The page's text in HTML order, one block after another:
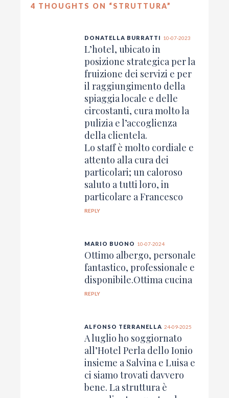
4 THOUGHTS ON “STRUTTURA”
DONATELLA BURRATTI 10-07-2023
L’hotel, ubicato in
posizione strategica per la
fruizione dei servizi e per
il raggiungimento della
spiaggia locale e delle
circostanti, cura molto la
pulizia e l’accoglienza
della clientela.
Lo staff è molto cordiale e
attento alla cura dei
particolari; un caloroso
saluto a tutti loro, in
particolare a Francesco
REPLY
MARIO BUONO 10-07-2024
Ottimo albergo, personale
fantastico, professionale e
disponibile.Ottima cucina
REPLY
ALFONSO TERRANELLA 24-09-2025
A luglio ho soggiornato
all’Hotel Perla dello Ionio
insieme a Salvina e Luisa e
ci siamo trovati davvero
bene. La struttura è